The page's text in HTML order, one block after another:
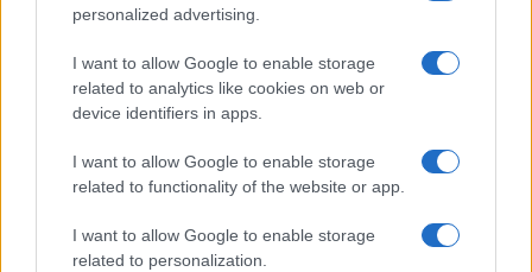
personalized advertising.
I want to allow Google to enable storage
related to analytics like cookies on web or
device identifiers in apps.
I want to allow Google to enable storage
related to functionality of the website or app.
I want to allow Google to enable storage
related to personalization.
Figyelemre méltó összevetni egyébként a
mostani adatokat a Gallup márciusi számaival
eszerinta zsidó állam megítélése
egyértelműen romlik az amerikai
választók körében. A